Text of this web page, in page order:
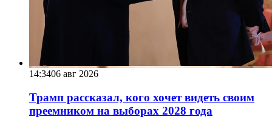
14:3406 авг 2026
Трамп рассказал, кого хочет видеть своим
преемником на выборах 2028 года